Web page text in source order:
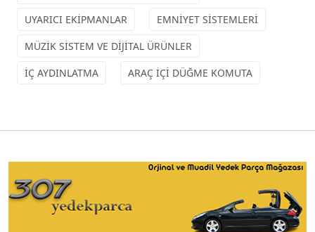
UYARICI EKİPMANLAR
EMNİYET SİSTEMLERİ
MÜZİK SİSTEM VE DİJİTAL ÜRÜNLER
İÇ AYDINLATMA
ARAÇ İÇİ DÜĞME KOMUTA